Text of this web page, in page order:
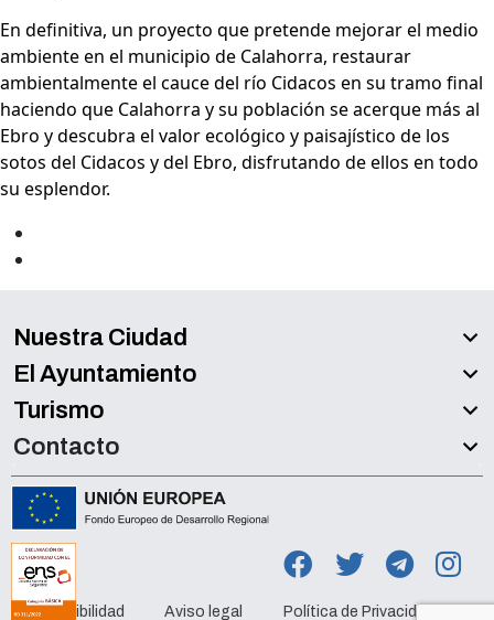
En definitiva, un proyecto que pretende mejorar el medio
ambiente en el municipio de Calahorra, restaurar
ambientalmente el cauce del río Cidacos en su tramo final
haciendo que Calahorra y su población se acerque más al
Ebro y descubra el valor ecológico y paisajístico de los
sotos del Cidacos y del Ebro, disfrutando de ellos en todo
su esplendor.
Nuestra Ciudad
El Ayuntamiento
Turismo
Contacto
Accesibilidad Aviso legal Política de Privacidad